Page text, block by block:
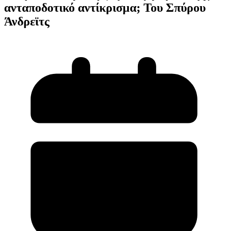
ανταποδοτικό αντίκρισμα; Του Σπύρου
Άνδρεϊτς